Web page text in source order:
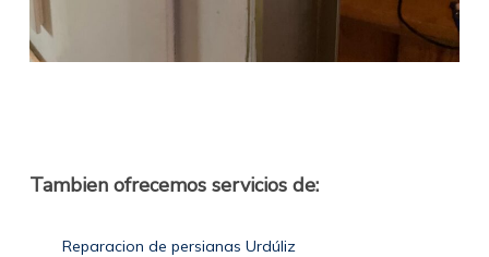
Tambien ofrecemos servicios de:
Reparacion de persianas Urdúliz